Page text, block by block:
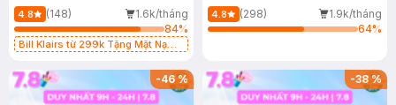
4.8 (148)
1.6k/tháng
84%
Bill Klairs từ 299k Tặng Mặt Nạ
25ml (SL Có Hạn)
400ml
4.8 (298)
1.9k/tháng
64%
-46% -38%